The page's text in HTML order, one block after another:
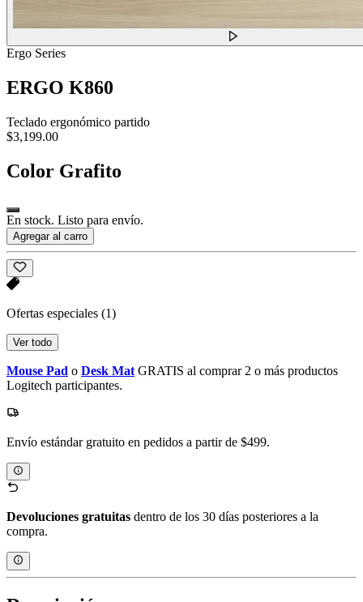
Ergo Series
ERGO K860
Teclado ergonómico partido
$3,199.00
Color Grafito
En stock. Listo para envío.
Agregar al carro
Ofertas especiales (1)
Ver todo
Mouse Pad o Desk Mat GRATIS al comprar 2 o más productos
Logitech participantes.
Envío estándar gratuito en pedidos a partir de $499.
Devoluciones gratuitas dentro de los 30 días posteriores a la
compra.